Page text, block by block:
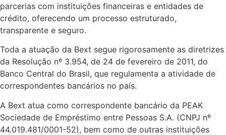
parcerias com instituições financeiras e entidades de
crédito, oferecendo um processo estruturado,
transparente e seguro.
Toda a atuação da Bext segue rigorosamente as diretrizes
da Resolução nº 3.954, de 24 de fevereiro de 2011, do
Banco Central do Brasil, que regulamenta a atividade de
correspondentes bancários no país.
A Bext atua como correspondente bancário da PEAK
Sociedade de Empréstimo entre Pessoas S.A. (CNPJ nº
44.019.481/0001-52), bem como de outras instituições